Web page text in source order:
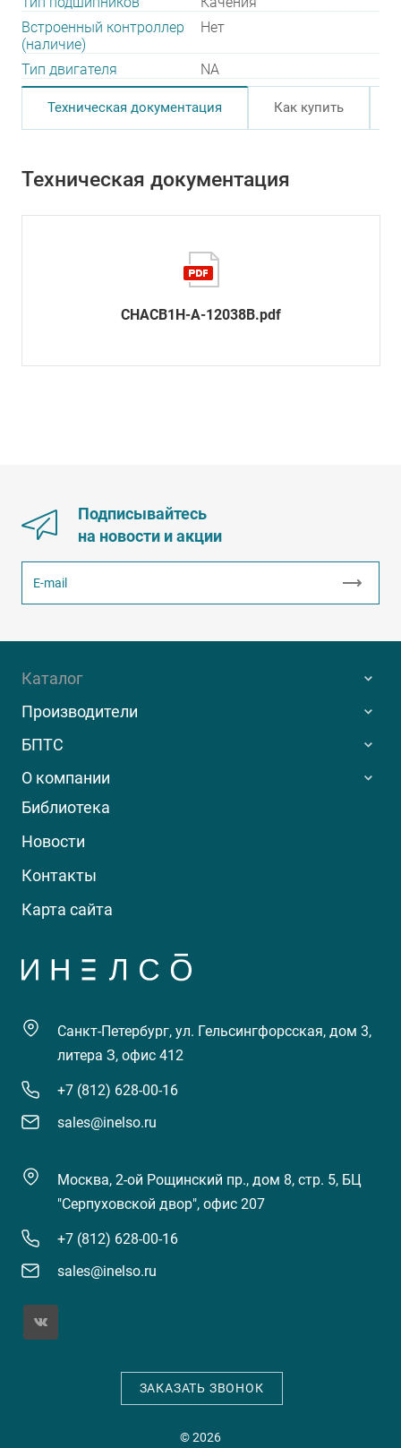
Встроенный контроллер
(наличие)
Нет
Тип двигателя NA
Техническая документация Как купить
Техническая документация
CHACB1H-A-12038B.pdf
Подписывайтесь
на новости и акции
Каталог
Производители
БПТС
О компании
Библиотека
Новости
Контакты
Карта сайта
Санкт-Петербург, ул. Гельсингфорсская, дом 3,
литера З, офис 412
+7 (812) 628-00-16
sales@inelso.ru
Москва, 2-ой Рощинский пр., дом 8, стр. 5, БЦ
"Серпуховской двор", офис 207
+7 (812) 628-00-16
sales@inelso.ru
ЗАКАЗАТЬ ЗВОНОК
© 2026